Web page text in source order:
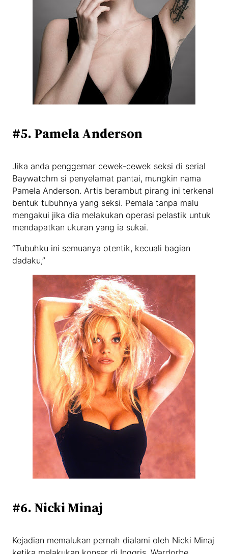
#5. Pamela Anderson
Jika anda penggemar cewek-cewek seksi di serial
Baywatchm si penyelamat pantai, mungkin nama
Pamela Anderson. Artis berambut pirang ini terkenal
bentuk tubuhnya yang seksi. Pemala tanpa malu
mengakui jika dia melakukan operasi pelastik untuk
mendapatkan ukuran yang ia sukai.
“Tubuhku ini semuanya otentik, kecuali bagian
dadaku,”
#6. Nicki Minaj
Kejadian memalukan pernah dialami oleh Nicki Minaj